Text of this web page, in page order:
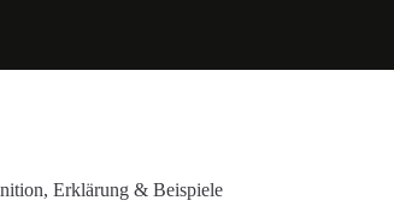
Erklärung & Beispiele